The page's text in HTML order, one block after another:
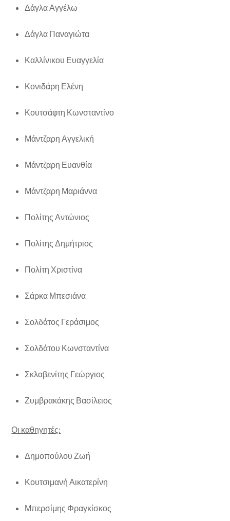
Δάγλα Αγγέλω
Δάγλα Παναγιώτα
Καλλίνικου Ευαγγελία
Κονιδάρη Ελένη
Κουτσάφτη Κωνσταντίνο
Μάντζαρη Αγγελική
Μάντζαρη Ευανθία
Μάντζαρη Μαριάννα
Πολίτης Αντώνιος
Πολίτης Δημήτριος
Πολίτη Χριστίνα
Σάρκα Μπεσιάνα
Σολδάτος Γεράσιμος
Σολδάτου Κωνσταντίνα
Σκλαβενίτης Γεώργιος
Ζυμβρακάκης Βασίλειος
Οι καθηγητές:
Δημοπούλου Ζωή
Κουτσιμανή Αικατερίνη
Μπερσίμης Φραγκίσκος